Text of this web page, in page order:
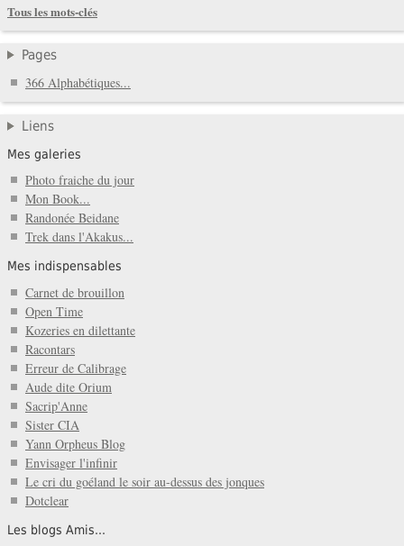
Tous les mots-clés
Pages
366 Alphabétiques...
Liens
Mes galeries
Photo fraiche du jour
Mon Book...
Randonée Beidane
Trek dans l'Akakus...
Mes indispensables
Carnet de brouillon
Open Time
Kozeries en dilettante
Racontars
Erreur de Calibrage
Aude dite Orium
Sacrip'Anne
Sister CIA
Yann Orpheus Blog
Envisager l'infinir
Le cri du goéland le soir au-dessus des jonques
Dotclear
Les blogs Amis...